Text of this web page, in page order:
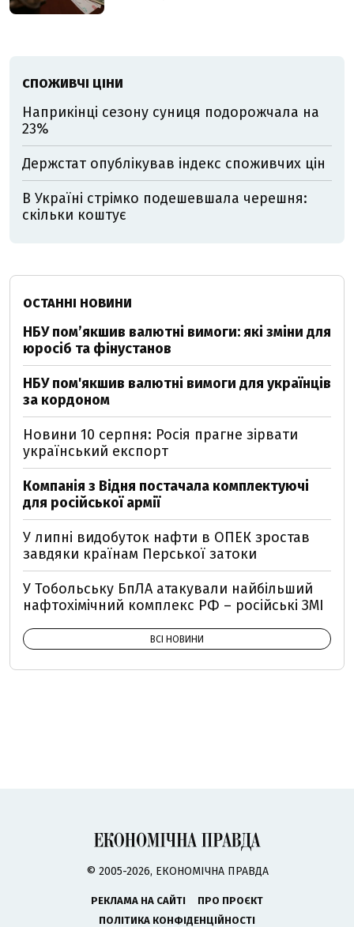
СПОЖИВЧІ ЦІНИ
Наприкінці сезону суниця подорожчала на
23%
Держстат опублікував індекс споживчих цін
В Україні стрімко подешевшала черешня:
скільки коштує
ОСТАННІ НОВИНИ
НБУ пом’якшив валютні вимоги: які зміни для
юросіб та фінустанов
НБУ пом'якшив валютні вимоги для українців
за кордоном
Новини 10 серпня: Росія прагне зірвати
український експорт
Компанія з Відня постачала комплектуючі
для російської армії
У липні видобуток нафти в ОПЕК зростав
завдяки країнам Перської затоки
У Тобольську БпЛА атакували найбільший
нафтохімічний комплекс РФ – російські ЗМІ
ВСІ НОВИНИ
© 2005-2026, ЕКОНОМІЧНА ПРАВДА
РЕКЛАМА НА САЙТІ
ПРО ПРОЄКТ
ПОЛІТИКА КОНФІДЕНЦІЙНОСТІ